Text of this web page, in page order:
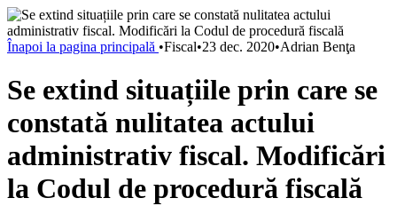
Înapoi la pagina principală •Fiscal•23 dec. 2020•Adrian Benţa
Se extind situațiile prin care se
constată nulitatea actului
administrativ fiscal. Modificări
la Codul de procedură fiscală